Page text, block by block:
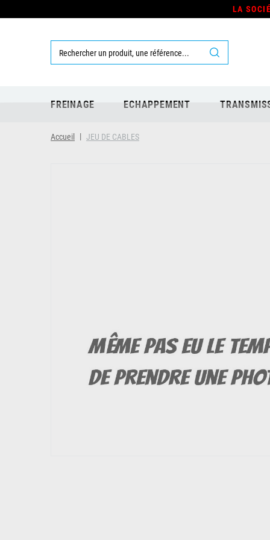
LA
FREINAGE ECHAPPEMENT
Accueil JEU DE CABLES